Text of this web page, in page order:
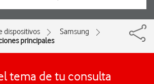
dispositivos
Samsung
principales
tema de tu consulta